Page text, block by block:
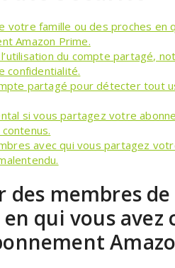
votre famille ou des proches en
Amazon Prime.
du compte partagé,
confidentialité.
partagé pour détecter tout
si vous partagez votre
avec qui vous partagez
des membres
qui vous avez